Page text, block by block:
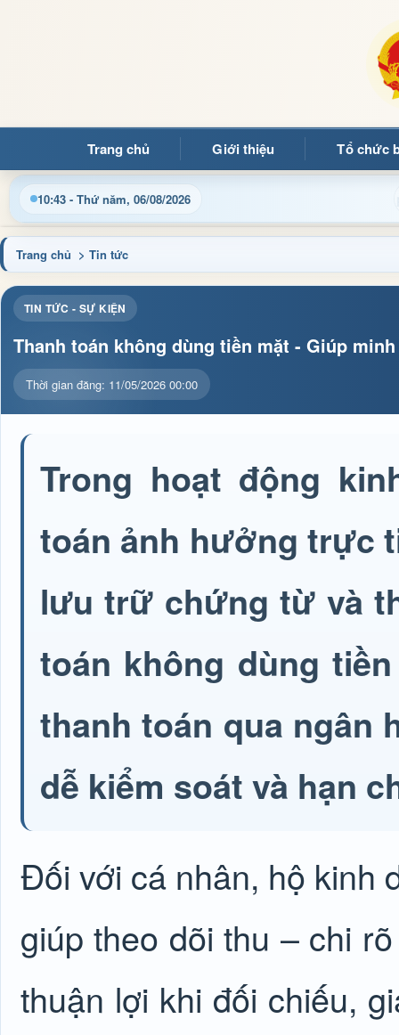
Trang chủ Giới thiệu Tổ chức
10:43 - Thứ năm, 06/08/2026
thông tin điều hành, thủ tục hành chính và tin tức địa
Trang chủ > Tin tức
TIN TỨC - SỰ KIỆN
Thanh toán không dùng tiền mặt - Giúp
Thời gian đăng: 11/05/2026 00:00
Trong hoạt động
toán ảnh hưởng trực
lưu trữ chứng từ và
toán không dùng
thanh toán qua ngân
dễ kiểm soát và hạn
Đối với cá nhân, hộ kinh
giúp theo dõi thu – chi
thuận lợi khi đối chiếu,